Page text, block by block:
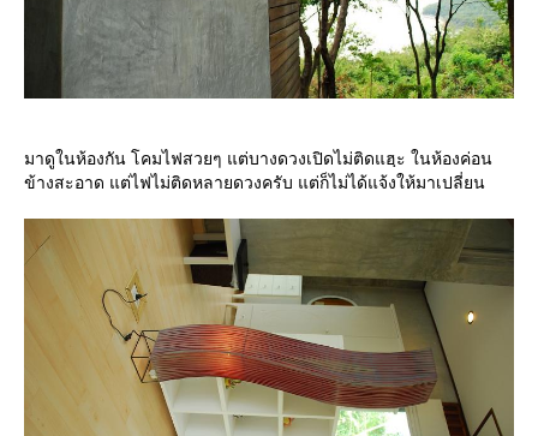
มาดูในห้องกัน โคมไฟสวยๆ แต่บางดวงเปิดไม่ติดแฮฺะ ในห้องค่อน
ข้างสะอาด แต่ไฟไม่ติดหลายดวงครับ แต่ก็ไม่ได้แจ้งให้มาเปลี่ยน